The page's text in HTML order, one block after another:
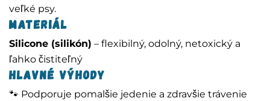
veľké psy.
Materiál
Silicone (silikón) – flexibilný, odolný, netoxický a
ľahko čistiteľný
Hlavné výhody
🐾 Podporuje pomalšie jedenie a zdravšie trávenie